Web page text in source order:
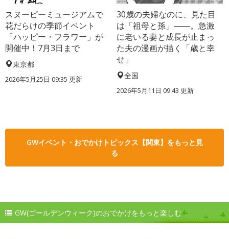
スヌーピーミュージアムで
花だらけの季節イベント
「ハッピー・フラワー」が
開催中！7月3日まで
東京都
2026年5月25日 09:35 更新
30歳の夫婦なのに、見た目
は「祖母と孫」――。急激
に老いる妻と成長が止まっ
た夫の漫画が描く「歳と幸
せ」
全国
2026年5月11日 09:43 更新
GWイベント・おでかけトピックス【関東】をもっと見
る
GW(ゴールデンウィーク)のおでかけをもっと楽しむ